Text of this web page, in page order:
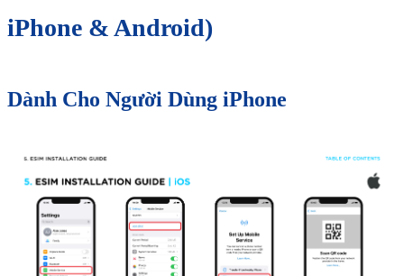
iPhone & Android)
Dành Cho Người Dùng iPhone